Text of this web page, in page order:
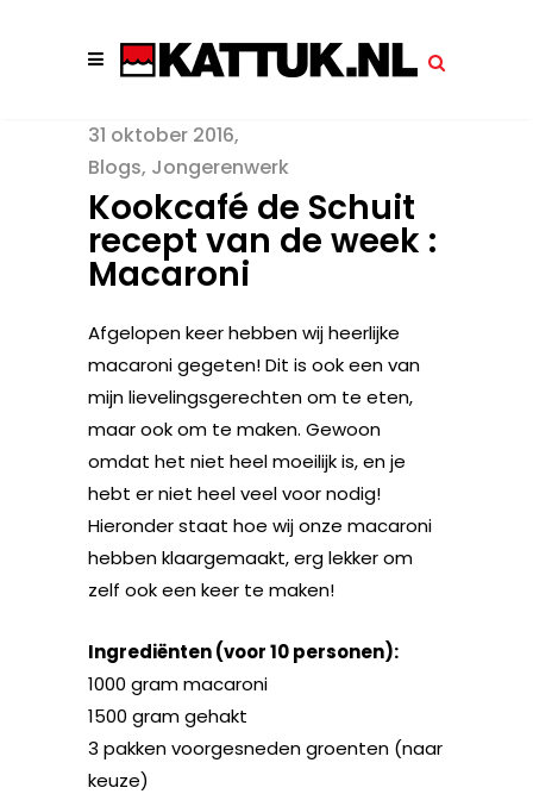
31 oktober 2016
Blogs, Jongerenwerk
Kookcafé de Schuit
recept van de week :
Macaroni
Afgelopen keer hebben wij heerlijke
macaroni gegeten! Dit is ook een van
mijn lievelingsgerechten om te eten,
maar ook om te maken. Gewoon
omdat het niet heel moeilijk is, en je
hebt er niet heel veel voor nodig!
Hieronder staat hoe wij onze macaroni
hebben klaargemaakt, erg lekker om
zelf ook een keer te maken!
Ingrediënten (voor 10 personen):
1000 gram macaroni
1500 gram gehakt
3 pakken voorgesneden groenten (naar
keuze)